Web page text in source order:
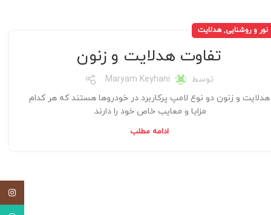
نور و روشنایی,هدلایت
تفاوت هدلایت و زنون
توسط
Maryam Keyhani
هدلایت و زنون دو نوع لامپ پرکاربرد در خودروها هستند که هر کدام
مزایا و معایب خاص خود را دارند.
ادامه مطلب